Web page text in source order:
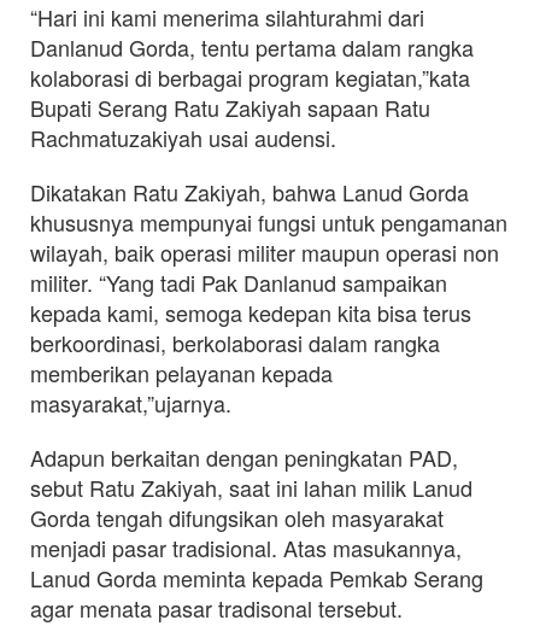
“Hari ini kami menerima silahturahmi dari
Danlanud Gorda, tentu pertama dalam rangka
kolaborasi di berbagai program kegiatan,”kata
Bupati Serang Ratu Zakiyah sapaan Ratu
Rachmatuzakiyah usai audensi.
Dikatakan Ratu Zakiyah, bahwa Lanud Gorda
khususnya mempunyai fungsi untuk pengamanan
wilayah, baik operasi militer maupun operasi non
militer. “Yang tadi Pak Danlanud sampaikan
kepada kami, semoga kedepan kita bisa terus
berkoordinasi, berkolaborasi dalam rangka
memberikan pelayanan kepada
masyarakat,”ujarnya.
Adapun berkaitan dengan peningkatan PAD,
sebut Ratu Zakiyah, saat ini lahan milik Lanud
Gorda tengah difungsikan oleh masyarakat
menjadi pasar tradisional. Atas masukannya,
Lanud Gorda meminta kepada Pemkab Serang
agar menata pasar tradisonal tersebut.